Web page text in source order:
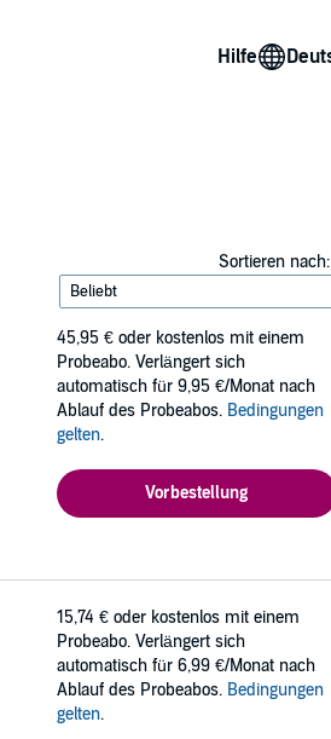
Hilfe
Sortieren nach:
45,95 € oder kostenlos mit einem
Probeabo. Verlängert sich
automatisch für 9,95 €/Monat nach
Ablauf des Probeabos. Bedingungen
gelten.
Vorbestellung
15,74 € oder kostenlos mit einem
Probeabo. Verlängert sich
automatisch für 6,99 €/Monat nach
Ablauf des Probeabos. Bedingungen
gelten.